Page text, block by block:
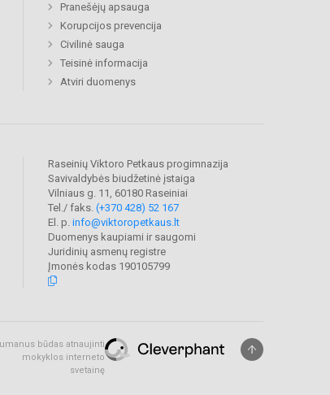
Pranešėjų apsauga
Korupcijos prevencija
Civilinė sauga
Teisinė informacija
Atviri duomenys
Raseinių Viktoro Petkaus progimnazija
Savivaldybės biudžetinė įstaiga
Vilniaus g. 11, 60180 Raseiniai
Tel./ faks. (+370 428) 52 167
El. p. info@viktoropetkaus.lt
Duomenys kaupiami ir saugomi
Juridinių asmenų registre
Įmonės kodas 190105799
būdas atnaujinti
mokyklos interneto
svetainę